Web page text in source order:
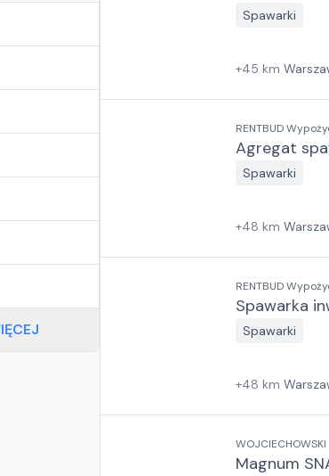
Spawarki
+45 km
RENTBUD
Agregat
Spawarki
+48 km
RENTBUD
Spawarka
Spawarki
+48 km
WOJCIECHOWSKI
Magnum